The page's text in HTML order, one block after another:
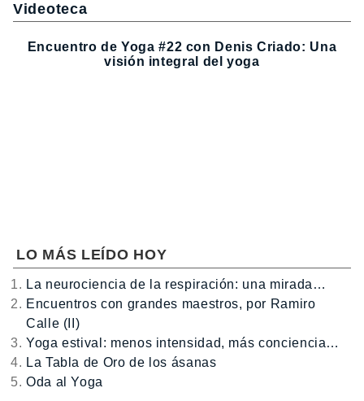
Videoteca
Encuentro de Yoga #22 con Denis Criado: Una
visión integral del yoga
LO MÁS LEÍDO HOY
La neurociencia de la respiración: una mirada…
Encuentros con grandes maestros, por Ramiro
Calle (II)
Yoga estival: menos intensidad, más conciencia…
La Tabla de Oro de los ásanas
Oda al Yoga